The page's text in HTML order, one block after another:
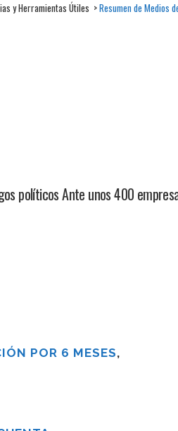
y Herramientas Útiles >Resumen de Medios
políticos Ante unos 400
POR 6 MESES,